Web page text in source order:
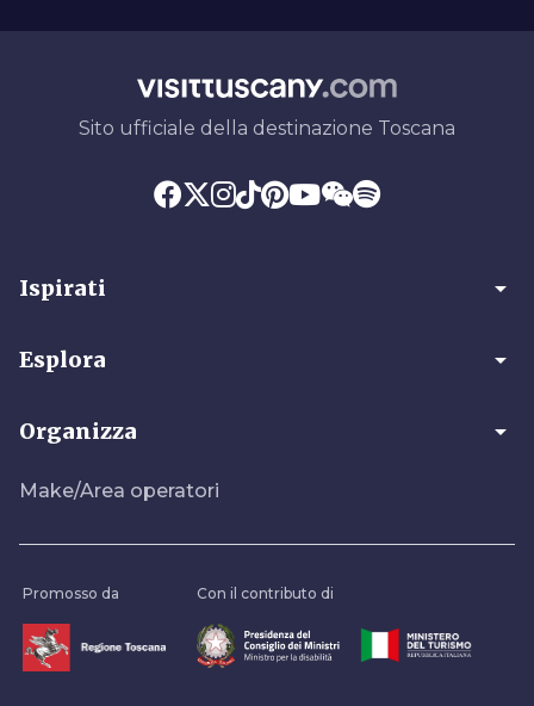
Sito ufficiale della destinazione Toscana
Ispirati arrow_drop_down
Esplora arrow_drop_down
Organizza arrow_drop_down
Make/Area operatori
Promosso da Con il contributo di